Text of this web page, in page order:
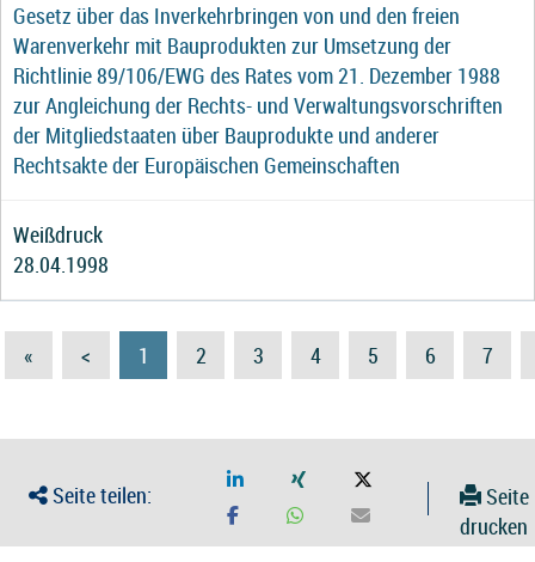
Gesetz über das Inverkehrbringen von und den freien
Warenverkehr mit Bauprodukten zur Umsetzung der
Richtlinie 89/106/EWG des Rates vom 21. Dezember 1988
zur Angleichung der Rechts- und Verwaltungsvorschriften
der Mitgliedstaaten über Bauprodukte und anderer
Rechtsakte der Europäischen Gemeinschaften
Weißdruck
28.04.1998
« < 1 2 3 4 5 6 7
Seite teilen:
Seite
drucken